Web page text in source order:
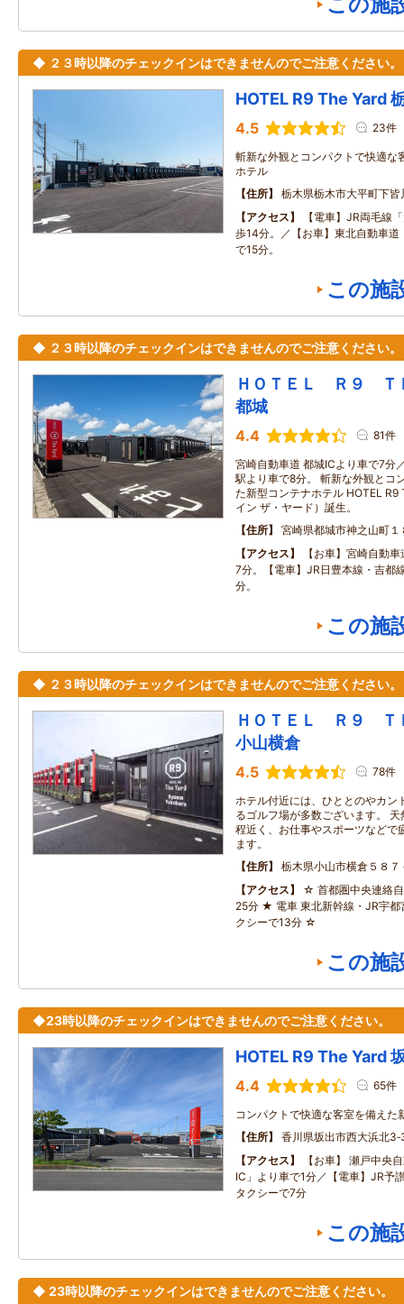
◆ ２３時以降のチェックインはできませんのでご注意ください。
HOTEL R9 The Yard
4.5 23件
斬新な外観とコンパクトで快適な
ホテル
住所
栃木県栃木市大平町下皆
アクセス
【電車】JR両毛線
歩14分。／【お車】東北自動車道
で15分。
この施
◆ ２３時以降のチェックインはできませんのでご注意ください。
ＨＯＴＥＬ Ｒ９
都城
4.4 81件
宮崎自動車道 都城ICより車で7分
駅より車で8分。 斬新な外観とコ
た新型コンテナホテル HOTEL
イン ザ・ヤード）誕生。
住所
宮崎県都城市神之山町１
アクセス
【お車】宮崎自動
7分。【電車】JR日豊本線・吉都
分。
この施
◆ ２３時以降のチェックインはできませんのでご注意ください。
ＨＯＴＥＬ Ｒ９
小山横倉
4.5 78件
ホテル付近には、ひととのやカン
るゴルフ場が多数ございます。
程近く、お仕事やスポーツなどで
ます。
住所
栃木県小山市横倉５８７
アクセス
☆ 首都圏中央連絡
25分 ★ 電車 東北新幹線・JR宇都
クシーで13分 ☆
この施
◆23時以降のチェックインはできませんのでご注意ください。
HOTEL R9 The Yard
4.4 65件
コンパクトで快適な客室を備えた
住所
香川県坂出市西大浜北
アクセス
【お車】 瀬戸中央
IC」より車で1分／【電車】JR予
タクシーで7分
この施
◆ 23時以降のチェックインはできませんのでご注意ください。